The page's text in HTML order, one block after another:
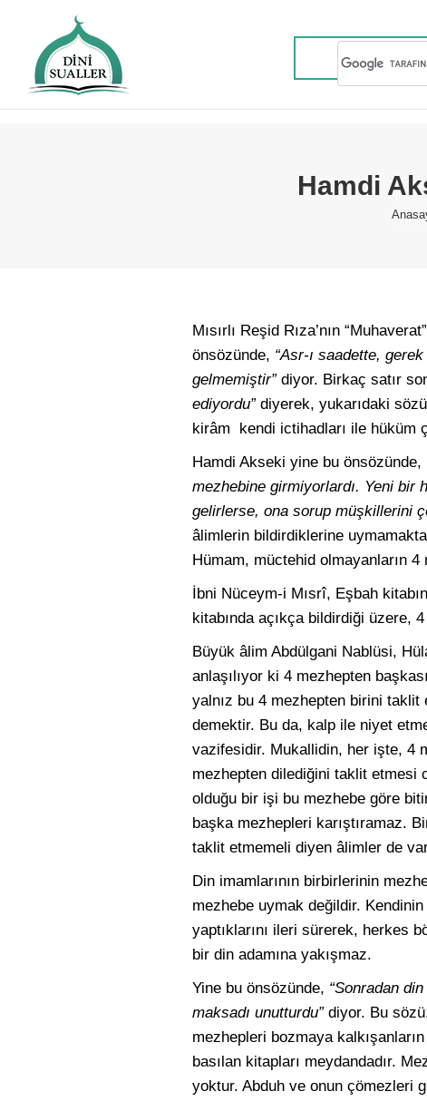
Hamdi
You
Mısırlı Reşid Rıza’nın
önsözünde, “Asr-ı saadette,
gelmemiştir”diyor. Birkaç satır
ediyordu”diyerek, yukarıdaki
kirâm kendi ictihadları ile hüküm
Hamdi Akseki yine bu önsözünde,
mezhebine girmiyorlardı. Yeni bir
gelirlerse, ona sorup müşkillerini
âlimlerin bildirdiklerine
Hümam, müctehid olmayanların 4
İbni Nüceym-i Mısrî, Eşbah
kitabında açıkça bildirdiği üzere,
Büyük âlim Abdülgani Nablüsi,
anlaşılıyor ki 4 mezhepten
yalnız bu 4 mezhepten birini taklit
demektir. Bu da, kalp ile niyet
vazifesidir. Mukallidin, her işte, 4
mezhepten dilediğini taklit etmesi
olduğu bir işi bu mezhebe göre
başka mezhepleri karıştıramaz.
taklit etmemeli diyen âlimler de
Din imamlarının birbirlerinin
mezhebe uymak değildir.
yaptıklarını ileri sürerek, herkes
bir din adamına yakışmaz.
Yine bu önsözünde, “Sonradan
maksadı unutturdu”diyor. Bu
mezhepleri bozmaya
basılan kitapları meydandadır.
yoktur. Abduh ve onun çömezleri